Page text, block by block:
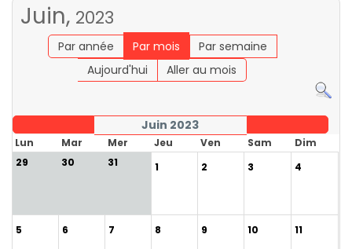
Juin, 2023
Par année Par mois
Par semaine
Aujourd'hui
Aller au mois
Juin 2023
Lun Mar Mer Jeu Ven Sam
Dim
29
30 31 1 2 3 4
5 6 7 8 9 10 11